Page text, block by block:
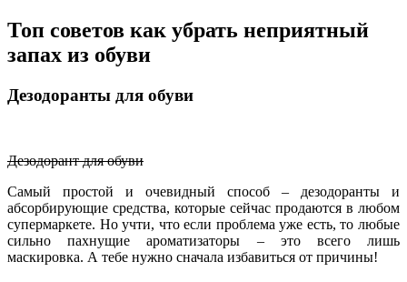
Топ советов как убрать неприятный
запах из обуви
Дезодоранты для обуви
Дезодорант для обуви
Самый простой и очевидный способ – дезодоранты и
абсорбирующие средства, которые сейчас продаются в любом
супермаркете. Но учти, что если проблема уже есть, то любые
сильно пахнущие ароматизаторы – это всего лишь
маскировка. А тебе нужно сначала избавиться от причины!